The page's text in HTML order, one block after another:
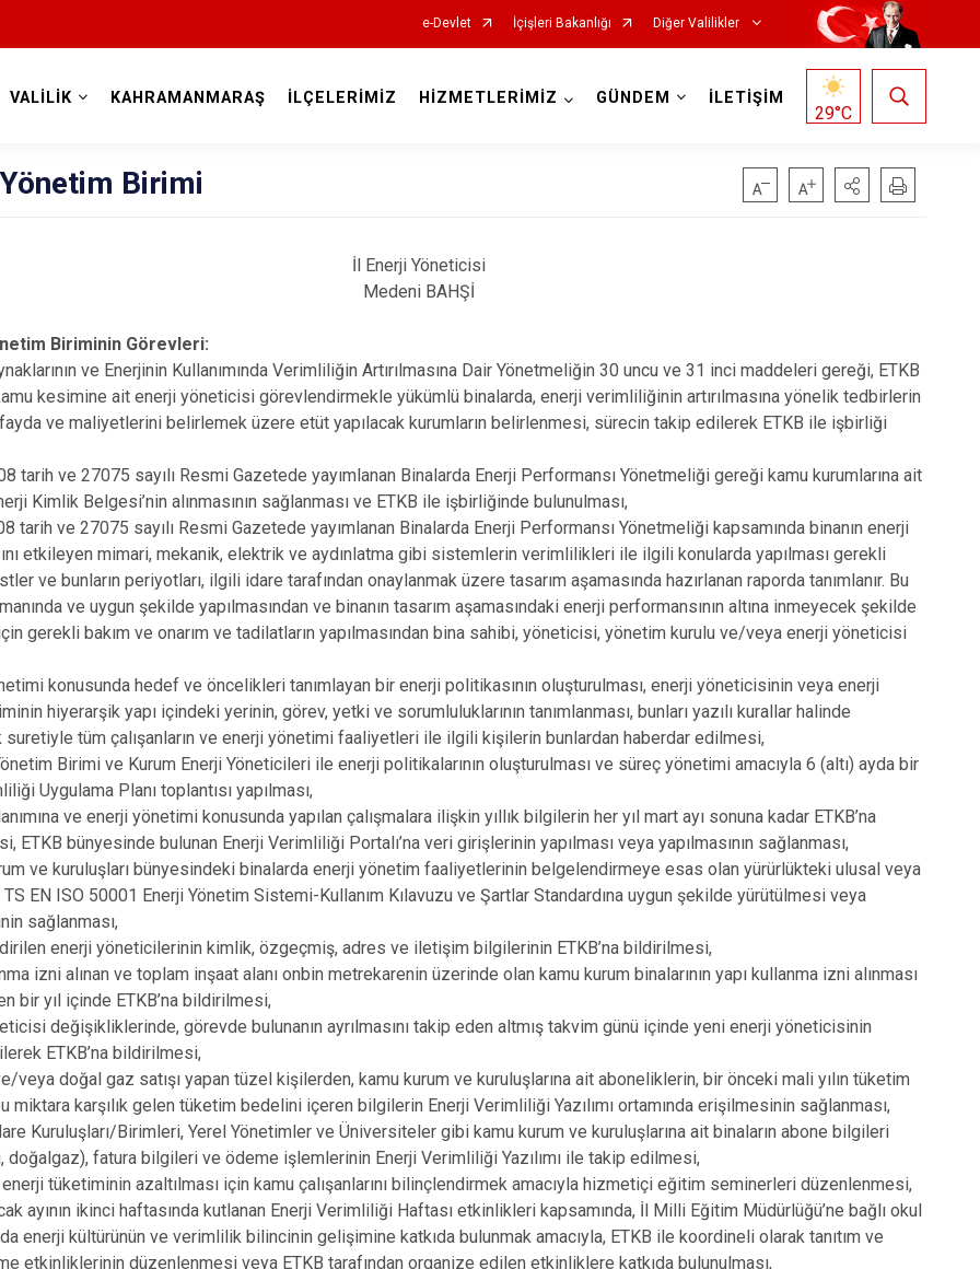
e-Devlet İçişleri Bakanlığı Diğer Valilikler
VALİLİK KAHRAMANMARAŞ İLÇELERİMİZ HİZMETLERİMİZ GÜNDEM İLETİŞİM
29°C
Birimi
İl Enerji Yöneticisi
Medeni BAHŞİ
Biriminin Görevleri:
ve Enerjinin Kullanımında Verimliliğin Artırılmasına Dair Yönetmeliğin 30 uncu ve 31 inci maddeleri gereği, ETKB
kesimine ait enerji yöneticisi görevlendirmekle yükümlü binalarda, enerji verimliliğinin artırılmasına yönelik tedbirlerin
fayda ve maliyetlerini belirlemek üzere etüt yapılacak kurumların belirlenmesi, sürecin takip edilerek ETKB ile işbirliği
tarih ve 27075 sayılı Resmi Gazetede yayımlanan Binalarda Enerji Performansı Yönetmeliği gereği kamu kurumlarına ait
Kimlik Belgesi’nin alınmasının sağlanması ve ETKB ile işbirliğinde bulunulması,
tarih ve 27075 sayılı Resmi Gazetede yayımlanan Binalarda Enerji Performansı Yönetmeliği kapsamında binanın enerji
etkileyen mimari, mekanik, elektrik ve aydınlatma gibi sistemlerin verimlilikleri ile ilgili konularda yapılması gerekli
ve bunların periyotları, ilgili idare tarafından onaylanmak üzere tasarım aşamasında hazırlanan raporda tanımlanır. Bu
ve uygun şekilde yapılmasından ve binanın tasarım aşamasındaki enerji performansının altına inmeyecek şekilde
gerekli bakım ve onarım ve tadilatların yapılmasından bina sahibi, yöneticisi, yönetim kurulu ve/veya enerji yöneticisi
konusunda hedef ve öncelikleri tanımlayan bir enerji politikasının oluşturulması, enerji yöneticisinin veya enerji
hiyerarşik yapı içindeki yerinin, görev, yetki ve sorumluluklarının tanımlanması, bunları yazılı kurallar halinde
suretiyle tüm çalışanların ve enerji yönetimi faaliyetleri ile ilgili kişilerin bunlardan haberdar edilmesi,
Birimi ve Kurum Enerji Yöneticileri ile enerji politikalarının oluşturulması ve süreç yönetimi amacıyla 6 (altı) ayda bir
Uygulama Planı toplantısı yapılması,
ve enerji yönetimi konusunda yapılan çalışmalara ilişkin yıllık bilgilerin her yıl mart ayı sonuna kadar ETKB’na
ETKB bünyesinde bulunan Enerji Verimliliği Portalı’na veri girişlerinin yapılması veya yapılmasının sağlanması,
ve kuruluşları bünyesindeki binalarda enerji yönetim faaliyetlerinin belgelendirmeye esas olan yürürlükteki ulusal veya
TS EN ISO 50001 Enerji Yönetim Sistemi-Kullanım Kılavuzu ve Şartlar Standardına uygun şekilde yürütülmesi veya
sağlanması,
enerji yöneticilerinin kimlik, özgeçmiş, adres ve iletişim bilgilerinin ETKB’na bildirilmesi,
izni alınan ve toplam inşaat alanı onbin metrekarenin üzerinde olan kamu kurum binalarının yapı kullanma izni alınması
bir yıl içinde ETKB’na bildirilmesi,
değişikliklerinde, görevde bulunanın ayrılmasını takip eden altmış takvim günü içinde yeni enerji yöneticisinin
ETKB’na bildirilmesi,
veya doğal gaz satışı yapan tüzel kişilerden, kamu kurum ve kuruluşlarına ait aboneliklerin, bir önceki mali yılın tüketim
miktara karşılık gelen tüketim bedelini içeren bilgilerin Enerji Verimliliği Yazılımı ortamında erişilmesinin sağlanması,
Kuruluşları/Birimleri, Yerel Yönetimler ve Üniversiteler gibi kamu kurum ve kuruluşlarına ait binaların abone bilgileri
doğalgaz), fatura bilgileri ve ödeme işlemlerinin Enerji Verimliliği Yazılımı ile takip edilmesi,
tüketiminin azaltılması için kamu çalışanlarını bilinçlendirmek amacıyla hizmetiçi eğitim seminerleri düzenlenmesi,
ayının ikinci haftasında kutlanan Enerji Verimliliği Haftası etkinlikleri kapsamında, İl Milli Eğitim Müdürlüğü’ne bağlı okul
enerji kültürünün ve verimlilik bilincinin gelişimine katkıda bulunmak amacıyla, ETKB ile koordineli olarak tanıtım ve
etkinliklerinin düzenlenmesi veya ETKB tarafından organize edilen etkinliklere katkıda bulunulması,